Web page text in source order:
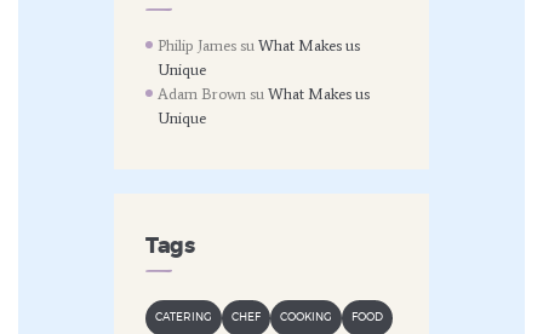
Philip James suWhat Makes us
Unique
Adam Brown suWhat Makes us
Unique
Tags
CATERING CHEF COOKING FOOD